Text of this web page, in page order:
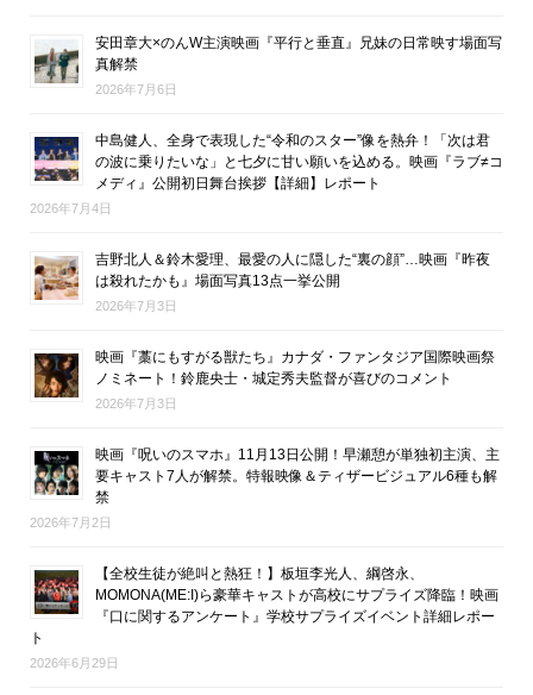
安田章大×のんW主演映画『平行と垂直』兄妹の日常映す場面写
真解禁
2026年7月6日
中島健人、全身で表現した“令和のスター”像を熱弁！「次は君
の波に乗りたいな」と七夕に甘い願いを込める。映画『ラブ≠コ
メディ』公開初日舞台挨拶【詳細】レポート
2026年7月4日
吉野北人＆鈴木愛理、最愛の人に隠した“裏の顔”…映画『昨夜
は殺れたかも』場面写真13点一挙公開
2026年7月3日
映画『藁にもすがる獣たち』カナダ・ファンタジア国際映画祭
ノミネート！鈴鹿央士・城定秀夫監督が喜びのコメント
2026年7月3日
映画『呪いのスマホ』11月13日公開！早瀬憩が単独初主演、主
要キャスト7人が解禁。特報映像＆ティザービジュアル6種も解
禁
2026年7月2日
【全校生徒が絶叫と熱狂！】板垣李光人、綱啓永、
MOMONA(ME:I)ら豪華キャストが高校にサプライズ降臨！映画
『口に関するアンケート』学校サプライズイベント詳細レポー
ト
2026年6月29日